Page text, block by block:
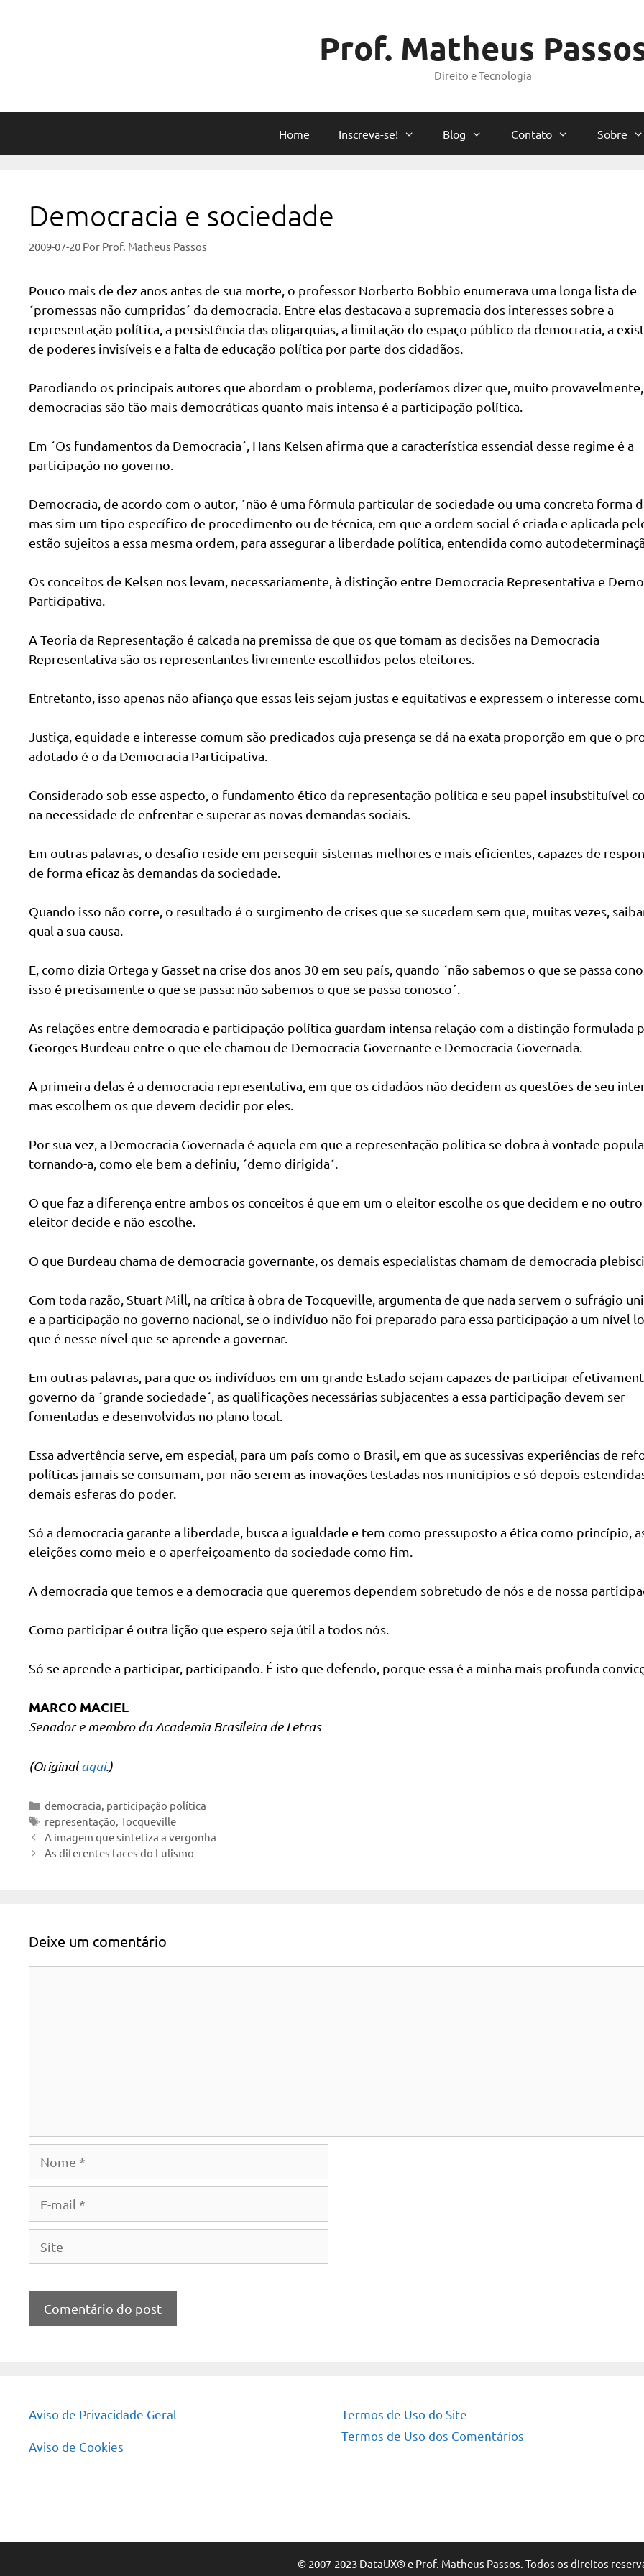
Prof. Matheus
Direito e Tecnologia
Home Inscreva-se! Blog Contato Sobre
Democracia e sociedade
2009-07-20 Por Prof. Matheus Passos
Pouco mais de dez anos antes de sua morte, o professor Norberto Bobbio enumerava uma longa lista de
´promessas não cumpridas´ da democracia. Entre elas destacava a supremacia dos interesses sobre a
representação política, a persistência das oligarquias, a limitação do espaço público da democracia, a
de poderes invisíveis e a falta de educação política por parte dos cidadãos.
Parodiando os principais autores que abordam o problema, poderíamos dizer que, muito provavelmente,
democracias são tão mais democráticas quanto mais intensa é a participação política.
Em ´Os fundamentos da Democracia´, Hans Kelsen afirma que a característica essencial desse regime é a
participação no governo.
Democracia, de acordo com o autor, ´não é uma fórmula particular de sociedade ou uma concreta forma
mas sim um tipo específico de procedimento ou de técnica, em que a ordem social é criada e aplicada
estão sujeitos a essa mesma ordem, para assegurar a liberdade política, entendida como
Os conceitos de Kelsen nos levam, necessariamente, à distinção entre Democracia Representativa e
Participativa.
A Teoria da Representação é calcada na premissa de que os que tomam as decisões na Democracia
Representativa são os representantes livremente escolhidos pelos eleitores.
Entretanto, isso apenas não afiança que essas leis sejam justas e equitativas e expressem o interesse
Justiça, equidade e interesse comum são predicados cuja presença se dá na exata proporção em que o
adotado é o da Democracia Participativa.
Considerado sob esse aspecto, o fundamento ético da representação política e seu papel insubstituível
na necessidade de enfrentar e superar as novas demandas sociais.
Em outras palavras, o desafio reside em perseguir sistemas melhores e mais eficientes, capazes de
de forma eficaz às demandas da sociedade.
Quando isso não corre, o resultado é o surgimento de crises que se sucedem sem que, muitas vezes,
qual a sua causa.
E, como dizia Ortega y Gasset na crise dos anos 30 em seu país, quando ´não sabemos o que se passa
isso é precisamente o que se passa: não sabemos o que se passa conosco´.
As relações entre democracia e participação política guardam intensa relação com a distinção formulada
Georges Burdeau entre o que ele chamou de Democracia Governante e Democracia Governada.
A primeira delas é a democracia representativa, em que os cidadãos não decidem as questões de seu
mas escolhem os que devem decidir por eles.
Por sua vez, a Democracia Governada é aquela em que a representação política se dobra à vontade
tornando-a, como ele bem a definiu, ´demo dirigida´.
O que faz a diferença entre ambos os conceitos é que em um o eleitor escolhe os que decidem e no
eleitor decide e não escolhe.
O que Burdeau chama de democracia governante, os demais especialistas chamam de democracia
Com toda razão, Stuart Mill, na crítica à obra de Tocqueville, argumenta de que nada servem o sufrágio
e a participação no governo nacional, se o indivíduo não foi preparado para essa participação a um nível
que é nesse nível que se aprende a governar.
Em outras palavras, para que os indivíduos em um grande Estado sejam capazes de participar
governo da ´grande sociedade´, as qualificações necessárias subjacentes a essa participação devem ser
fomentadas e desenvolvidas no plano local.
Essa advertência serve, em especial, para um país como o Brasil, em que as sucessivas experiências de
políticas jamais se consumam, por não serem as inovações testadas nos municípios e só depois
demais esferas do poder.
Só a democracia garante a liberdade, busca a igualdade e tem como pressuposto a ética como princípio,
eleições como meio e o aperfeiçoamento da sociedade como fim.
A democracia que temos e a democracia que queremos dependem sobretudo de nós e de nossa
Como participar é outra lição que espero seja útil a todos nós.
Só se aprende a participar, participando. É isto que defendo, porque essa é a minha mais profunda
MARCO MACIEL
Senador e membro da Academia Brasileira de Letras
(Originalaqui.)
Categorias
democracia, participação política
Tags
representação,Tocqueville
A imagem que sintetiza a vergonha
As diferentes faces do Lulismo
Deixe um comentário
Aviso de Privacidade Geral
Aviso de Cookies
Termos de Uso do Site
Termos de Uso dos Comentários
© 2007-2023 DataUX® e Prof. Matheus Passos. Todos os direitos